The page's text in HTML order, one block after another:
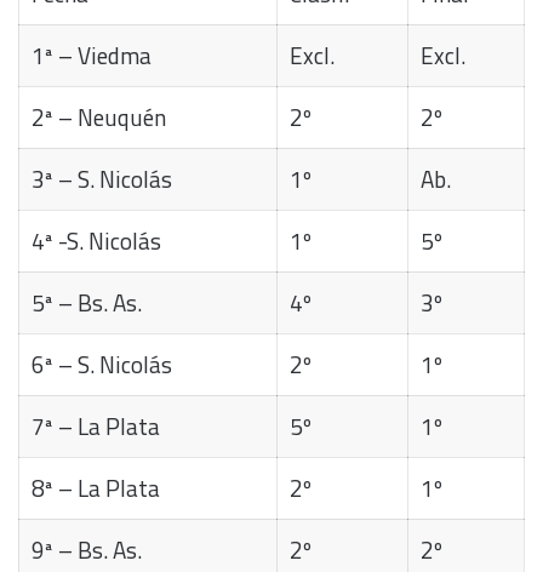
1ª – Viedma
Excl.
Excl.
2ª – Neuquén
2º
2º
3ª – S. Nicolás
1º
Ab.
4ª -S. Nicolás
1º
5º
5ª – Bs. As.
4º
3º
6ª – S. Nicolás
2º
1º
7ª – La Plata
5º
1º
8ª – La Plata
2º
1º
9ª – Bs. As.
2º
2º